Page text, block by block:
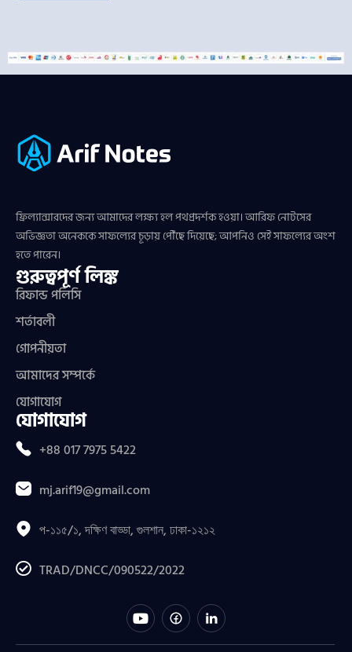
ফ্রিল্যান্সারদের জন্য আমাদের লক্ষ্য হল পথপ্রদর্শক হওয়া। আরিফ নোটসের
অভিজ্ঞতা অনেককে সাফল্যের চূড়ায় পৌঁছে দিয়েছে; আপনিও সেই সাফল্যের অংশ
হতে পারেন।
গুরুত্বপূর্ণ লিঙ্ক
রিফান্ড পলিসি
শর্তাবলী
গোপনীয়তা
আমাদের সম্পর্কে
যোগাযোগ
যোগাযোগ
+88 017 7975 5422
mj.arif19@gmail.com
প-১১৫/১, দক্ষিণ বাড্ডা, গুলশান, ঢাকা-১২১২
TRAD/DNCC/090522/2022